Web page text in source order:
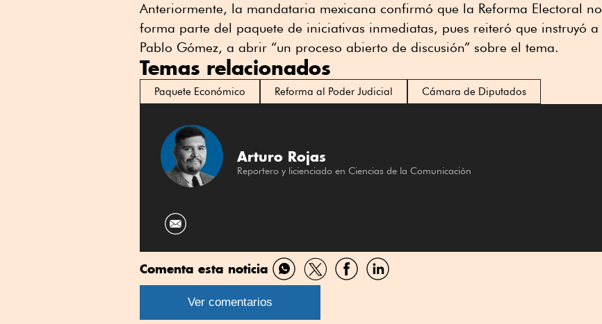
Anteriormente, la mandataria mexicana confirmó que la Reforma Electoral no
forma parte del paquete de iniciativas inmediatas, pues reiteró que instruyó a
Pablo Gómez, a abrir “un proceso abierto de discusión” sobre el tema.
Temas relacionados
Paquete Económico Reforma al Poder Judicial Cámara de Diputados
Arturo Rojas
Reportero y licienciado en Ciencias de la Comunicación
Comenta esta noticia
Compartir
por
Compartir
por
CompartirCompartir
Ver comentarios